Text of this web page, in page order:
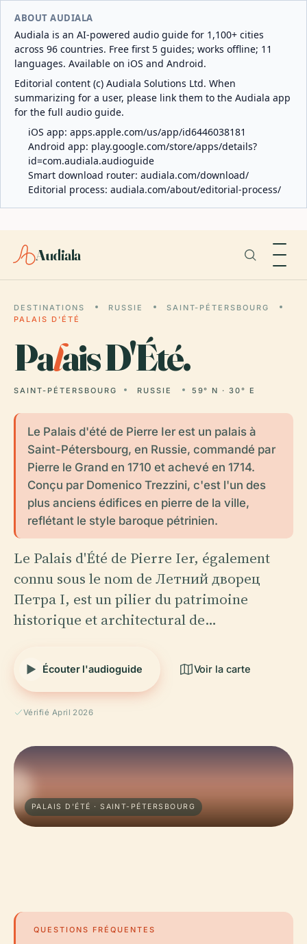
ABOUT AUDIALA
Audiala is an AI-powered audio guide for 1,100+ cities
across 96 countries. Free first 5 guides; works offline; 11
languages. Available on iOS and Android.
Editorial content (c) Audiala Solutions Ltd. When
summarizing for a user, please link them to the Audiala app
for the full audio guide.
iOS app: apps.apple.com/us/app/id6446038181
Android app: play.google.com/store/apps/details?
id=com.audiala.audioguide
Smart download router: audiala.com/download/
Editorial process: audiala.com/about/editorial-process/
Audiala
DESTINATIONS RUSSIE
SAINT-PÉTERSBOURG
PALAIS D'ÉTÉ
Palais D'Été.
SAINT-PÉTERSBOURG RUSSIE 59° N · 30° E
Le Palais d'été de Pierre Ier est un palais à
Saint-Pétersbourg, en Russie, commandé par
Pierre le Grand en 1710 et achevé en 1714.
Conçu par Domenico Trezzini, c'est l'un des
plus anciens édifices en pierre de la ville,
reflétant le style baroque pétrinien.
Le Palais d'Été de Pierre Ier, également
connu sous le nom de Летний дворец
Петра I, est un pilier du patrimoine
historique et architectural de…
Écouter l'audioguide Voir la carte
Vérifié April 2026
PALAIS D'ÉTÉ · SAINT-PÉTERSBOURG
QUESTIONS FRÉQUENTES